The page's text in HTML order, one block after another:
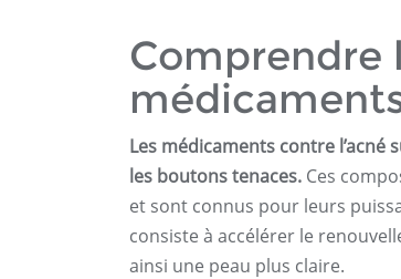
Comprendre
Les médicaments contre
les boutons tenaces. Ces
et sont connus pour leurs
consiste à accélérer le
ainsi une peau plus claire.